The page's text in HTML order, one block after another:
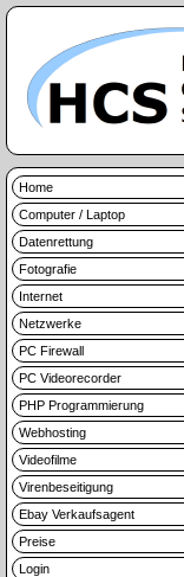
Home
Computer / Laptop
Datenrettung
Fotografie
Internet
Netzwerke
PC Firewall
PC Videorecorder
PHP Programmierung
Webhosting
Videofilme
Virenbeseitigung
Ebay Verkaufsagent
Preise
Login